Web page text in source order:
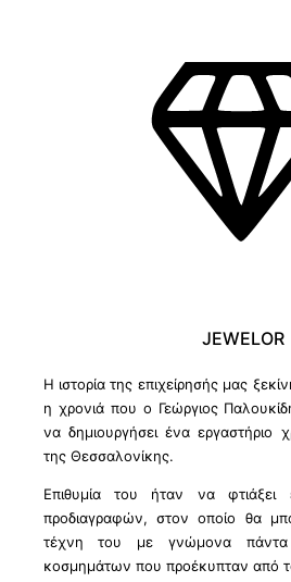
JEWELOR
Η ιστορία της επιχείρησής μας
η χρονιά που ο Γεώργιος
να δημιουργήσει ένα εργαστήριο
της Θεσσαλονίκης.
Επιθυμία του ήταν να
προδιαγραφών, στον οποίο θα
τέχνη του με γνώμονα
κοσμημάτων που προέκυπταν από